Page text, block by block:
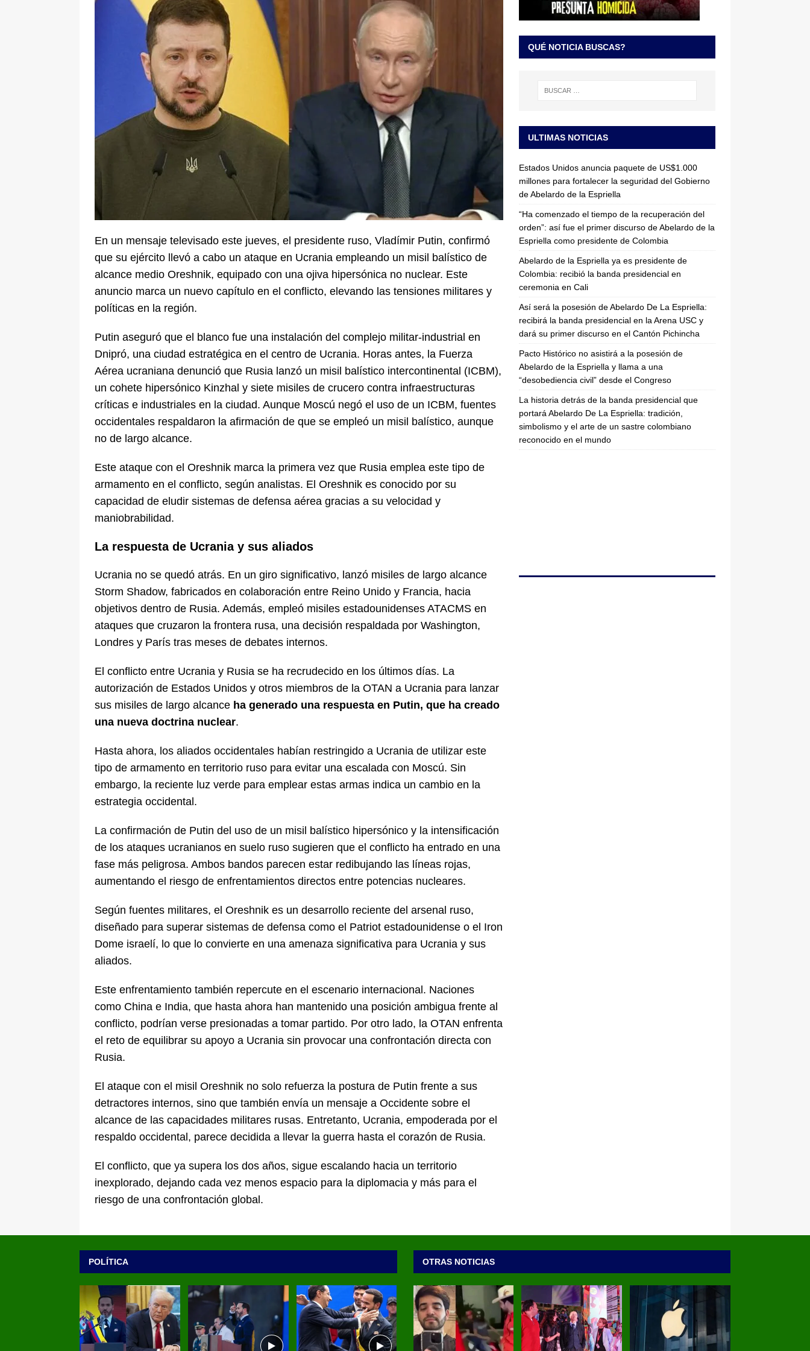
[ 6 de agosto de 2026 ] Pacto Histórico no asistirá a la posesión de Abelardo de la Espriella y llama a
una “desobediencia civil” desde el Congreso
En un mensaje televisado este jueves, el presidente ruso, Vladímir Putin, confirmó
que su ejército llevó a cabo un ataque en Ucrania empleando un misil balístico de
alcance medio Oreshnik, equipado con una ojiva hipersónica no nuclear. Este
anuncio marca un nuevo capítulo en el conflicto, elevando las tensiones militares y
políticas en la región.
Putin aseguró que el blanco fue una instalación del complejo militar-industrial en
Dnipró, una ciudad estratégica en el centro de Ucrania. Horas antes, la Fuerza
Aérea ucraniana denunció que Rusia lanzó un misil balístico intercontinental (ICBM),
un cohete hipersónico Kinzhal y siete misiles de crucero contra infraestructuras
críticas e industriales en la ciudad. Aunque Moscú negó el uso de un ICBM, fuentes
occidentales respaldaron la afirmación de que se empleó un misil balístico, aunque
no de largo alcance.
Este ataque con el Oreshnik marca la primera vez que Rusia emplea este tipo de
armamento en el conflicto, según analistas. El Oreshnik es conocido por su
capacidad de eludir sistemas de defensa aérea gracias a su velocidad y
maniobrabilidad.
La respuesta de Ucrania y sus aliados
Ucrania no se quedó atrás. En un giro significativo, lanzó misiles de largo alcance
Storm Shadow, fabricados en colaboración entre Reino Unido y Francia, hacia
objetivos dentro de Rusia. Además, empleó misiles estadounidenses ATACMS en
ataques que cruzaron la frontera rusa, una decisión respaldada por Washington,
Londres y París tras meses de debates internos.
El conflicto entre Ucrania y Rusia se ha recrudecido en los últimos días. La
autorización de Estados Unidos y otros miembros de la OTAN a Ucrania para lanzar
sus misiles de largo alcance ha generado una respuesta en Putin, que ha creado
una nueva doctrina nuclear.
Hasta ahora, los aliados occidentales habían restringido a Ucrania de utilizar este
tipo de armamento en territorio ruso para evitar una escalada con Moscú. Sin
embargo, la reciente luz verde para emplear estas armas indica un cambio en la
estrategia occidental.
La confirmación de Putin del uso de un misil balístico hipersónico y la intensificación
de los ataques ucranianos en suelo ruso sugieren que el conflicto ha entrado en una
fase más peligrosa. Ambos bandos parecen estar redibujando las líneas rojas,
aumentando el riesgo de enfrentamientos directos entre potencias nucleares.
Según fuentes militares, el Oreshnik es un desarrollo reciente del arsenal ruso,
diseñado para superar sistemas de defensa como el Patriot estadounidense o el Iron
Dome israelí, lo que lo convierte en una amenaza significativa para Ucrania y sus
aliados.
Este enfrentamiento también repercute en el escenario internacional. Naciones
como China e India, que hasta ahora han mantenido una posición ambigua frente al
conflicto, podrían verse presionadas a tomar partido. Por otro lado, la OTAN enfrenta
el reto de equilibrar su apoyo a Ucrania sin provocar una confrontación directa con
Rusia.
El ataque con el misil Oreshnik no solo refuerza la postura de Putin frente a sus
detractores internos, sino que también envía un mensaje a Occidente sobre el
alcance de las capacidades militares rusas. Entretanto, Ucrania, empoderada por el
respaldo occidental, parece decidida a llevar la guerra hasta el corazón de Rusia.
El conflicto, que ya supera los dos años, sigue escalando hacia un territorio
inexplorado, dejando cada vez menos espacio para la diplomacia y más para el
riesgo de una confrontación global.
QUÉ NOTICIA BUSCAS?
ULTIMAS NOTICIAS
Estados Unidos anuncia paquete de US$1.000
millones para fortalecer la seguridad del Gobierno
de Abelardo de la Espriella
“Ha comenzado el tiempo de la recuperación del
orden”: así fue el primer discurso de Abelardo de la
Espriella como presidente de Colombia
Abelardo de la Espriella ya es presidente de
Colombia: recibió la banda presidencial en
ceremonia en Cali
Así será la posesión de Abelardo De La Espriella:
recibirá la banda presidencial en la Arena USC y
dará su primer discurso en el Cantón Pichincha
Pacto Histórico no asistirá a la posesión de
Abelardo de la Espriella y llama a una
“desobediencia civil” desde el Congreso
La historia detrás de la banda presidencial que
portará Abelardo De La Espriella: tradición,
simbolismo y el arte de un sastre colombiano
reconocido en el mundo
POLÍTICA OTRAS NOTICIAS